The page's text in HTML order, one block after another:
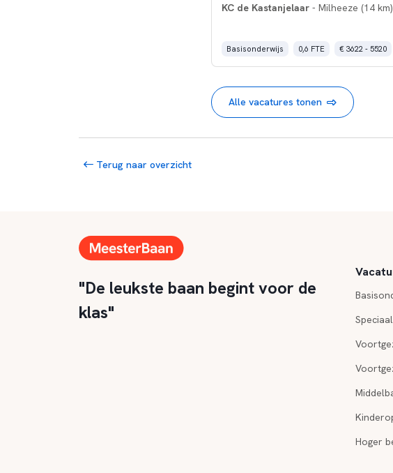
KC de Kastanjelaar- Milheeze (14 km)
Basisonderwijs 0,6 FTE € 3622 - 5520
Alle vacatures tonen
Terug naar overzicht
"De leukste baan begint voor de
klas"
Hoger